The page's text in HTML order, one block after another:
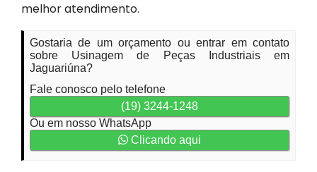
melhor atendimento.
Gostaria de um orçamento ou entrar em contato
sobre Usinagem de Peças Industriais em
Jaguariúna?
Fale conosco pelo telefone
(19) 3244-1248
Ou em nosso WhatsApp
Clicando aqui